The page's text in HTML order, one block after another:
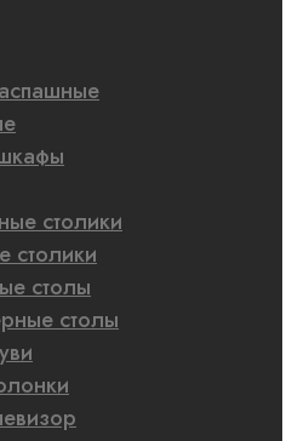
столики
столики
столы
столы